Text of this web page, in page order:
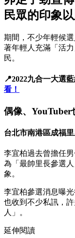
民眾的印象以
期間，不少年輕候
著年輕人充滿「活
民。
📍2022九合一大選
看！
偶像、
台北市南港區成福
李宜柏過去曾擔任
為「最帥里長參選
象。
李宜柏參選消息曝
也收到不少私訊，
人」。
延伸閱讀